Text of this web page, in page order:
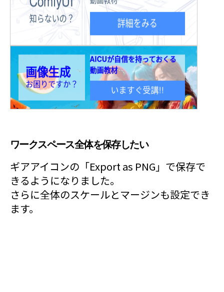
ワークスペース全体を保存したい
ギアアイコンの「Export as PNG」で保存で
きるようになりました。
さらに全体のスケールとマージンも設定でき
ます。